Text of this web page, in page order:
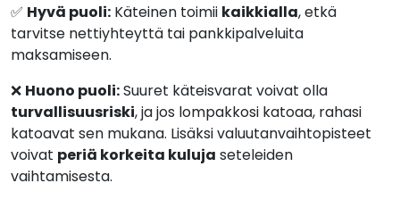
✅ Hyvä puoli: Käteinen toimii kaikkialla, etkä
tarvitse nettiyhteyttä tai pankkipalveluita
maksamiseen.
❌ Huono puoli:Suuret käteisvarat voivat olla
turvallisuusriski, ja jos lompakkosi katoaa, rahasi
katoavat sen mukana. Lisäksi valuutanvaihtopisteet
voivat periä korkeita kuluja seteleiden
vaihtamisesta.